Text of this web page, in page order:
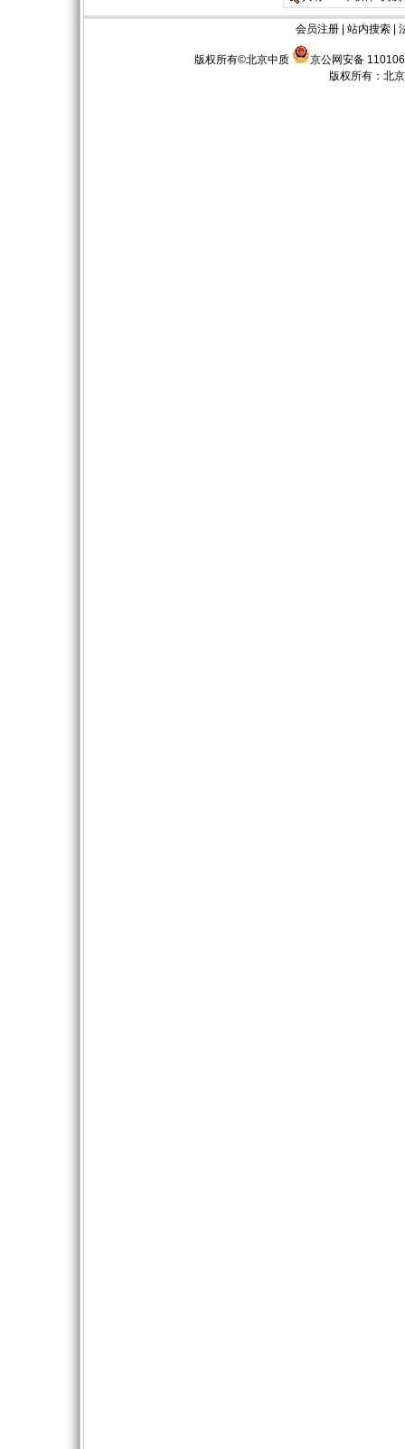
会员注册| 站内搜索|
版权所有©北京中质
京公网安备
版权所有： 北